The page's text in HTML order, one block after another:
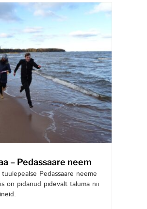
– Pedassaare neem
Pedassaare neeme
on pidanud pidevalt taluma nii